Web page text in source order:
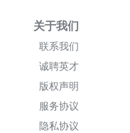
关于我们
联系我们
诚聘英才
版权声明
服务协议
隐私协议